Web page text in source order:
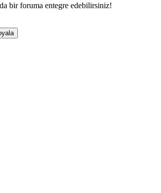
bir foruma entegre edebilirsiniz!